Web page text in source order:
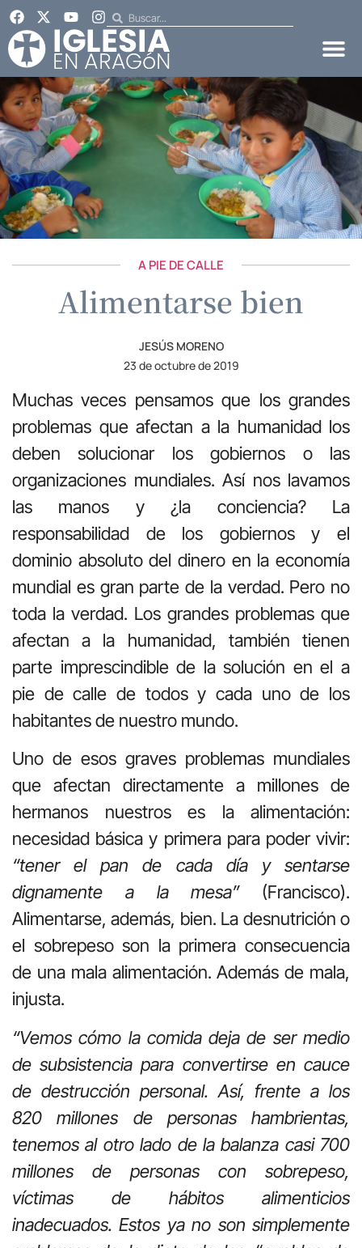
A PIE DE CALLE
Alimentarse bien
JESÚS MORENO
23 de octubre de 2019
Muchas veces pensamos que los grandes
problemas que afectan a la humanidad los
deben solucionar los gobiernos o las
organizaciones mundiales. Así nos lavamos
las manos y ¿la conciencia? La
responsabilidad de los gobiernos y el
dominio absoluto del dinero en la economía
mundial es gran parte de la verdad. Pero no
toda la verdad. Los grandes problemas que
afectan a la humanidad, también tienen
parte imprescindible de la solución en el a
pie de calle de todos y cada uno de los
habitantes de nuestro mundo.
Uno de esos graves problemas mundiales
que afectan directamente a millones de
hermanos nuestros es la alimentación:
necesidad básica y primera para poder vivir:
“tener el pan de cada día y sentarse
dignamente a la mesa”(Francisco).
Alimentarse, además, bien. La desnutrición o
el sobrepeso son la primera consecuencia
de una mala alimentación. Además de mala,
injusta.
“Vemos cómo la comida deja de ser medio
de subsistencia para convertirse en cauce
de destrucción personal. Así, frente a los
820 millones de personas hambrientas,
tenemos al otro lado de la balanza casi 700
millones de personas con sobrepeso,
víctimas de hábitos alimenticios
inadecuados. Estos ya no son simplemente